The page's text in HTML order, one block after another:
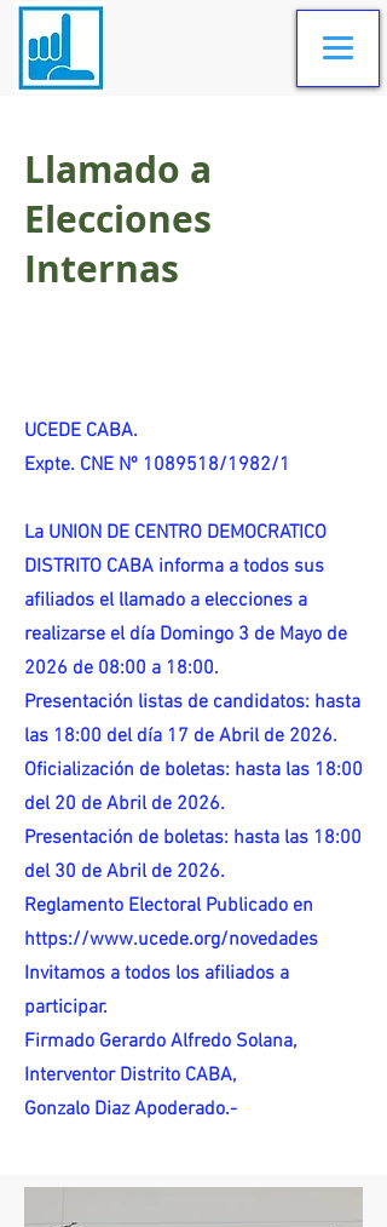
Llamado a
Elecciones
Internas
UCEDE CABA.
Expte. CNE Nº 1089518/1982/1
La UNION DE CENTRO DEMOCRATICO
DISTRITO CABA informa a todos sus
afiliados el llamado a elecciones a
realizarse el día Domingo 3 de Mayo de
2026 de 08:00 a 18:00.
Presentación listas de candidatos: hasta
las 18:00 del día 17 de Abril de 2026.
Oficialización de boletas: hasta las 18:00
del 20 de Abril de 2026.
Presentación de boletas: hasta las 18:00
del 30 de Abril de 2026.
Reglamento Electoral Publicado en
https://www.ucede.org/novedades
Invitamos a todos los afiliados a
participar.
Firmado Gerardo Alfredo Solana,
Interventor Distrito CABA,
Gonzalo Diaz Apoderado.-